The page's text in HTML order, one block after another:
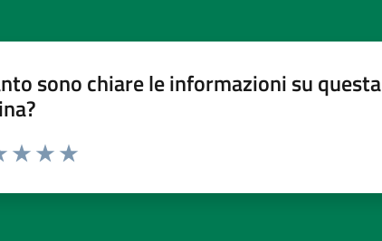
sono chiare le informazioni su questa